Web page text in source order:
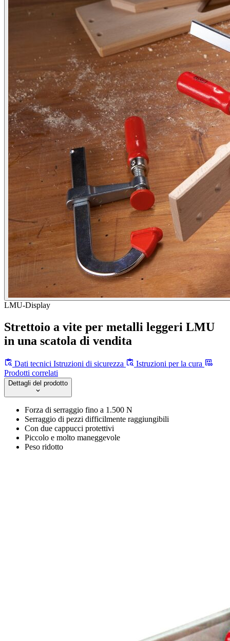
LMU-Display
Strettoio a vite per metalli leggeri LMU
in una scatola di vendita
Dati tecnici Istruzioni di sicurezza
Istruzioni per la cura
Prodotti correlati
Dettagli del prodotto
Forza di serraggio fino a 1.500 N
Serraggio di pezzi difficilmente raggiungibili
Con due cappucci protettivi
Piccolo e molto maneggevole
Peso ridotto